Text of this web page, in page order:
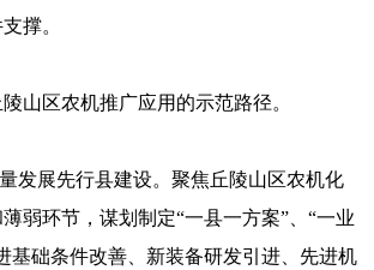
撑。
陵山区农机推广应用的示范路径。
发展先行县建设。聚焦丘陵山区农机化
弱环节，谋划制定“一县一方案”、“一业
基础条件改善、新装备研发引进、先进机